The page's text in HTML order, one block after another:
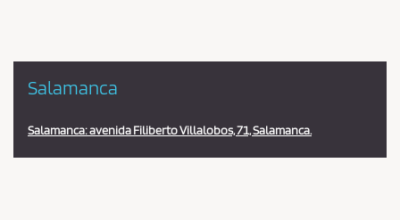
Salamanca
Salamanca: avenida Filiberto Villalobos, 71, Salamanca.